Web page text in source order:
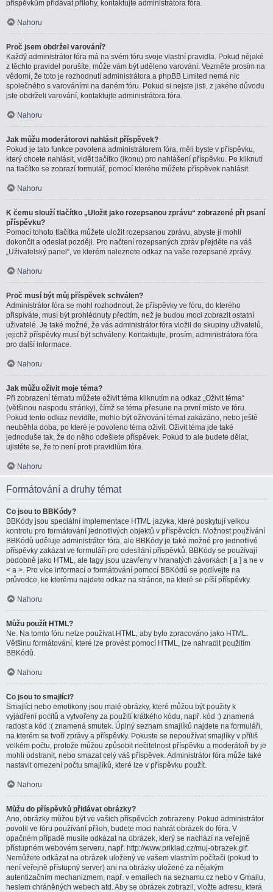
příspěvkům přidávat přílohy, kontaktujte administrátora fóra.
Nahoru
Proč jsem obdržel varování?
Každý administrátor fóra má na svém fóru svoje vlastní pravidla. Pokud nějaké
z těchto pravidel porušíte, může vám být uděleno varování. Vezměte prosím na
vědomí, že toto je rozhodnutí administrátora a phpBB Limited nemá nic
společného s varováními na daném fóru. Pokud si nejste jisti, z jakého důvodu
jste obdrželi varování, kontaktujte administrátora fóra.
Nahoru
Jak můžu moderátorovi nahlásit příspěvek?
Pokud je tato funkce povolena administrátorem fóra, měli byste v příspěvku,
který chcete nahlásit, vidět tlačítko (ikonu) pro nahlášení příspěvku. Po kliknutí
na tlačítko se zobrazí formulář, pomocí kterého můžete příspěvek nahlásit.
Nahoru
K čemu slouží tlačítko „Uložit jako rozepsanou zprávu“ zobrazené při psaní
příspěvku?
Pomocí tohoto tlačítka můžete uložit rozepsanou zprávu, abyste ji mohli
dokončit a odeslat později. Pro načtení rozepsaných zpráv přejděte na váš
„Uživatelský panel“, ve kterém naleznete odkaz na vaše rozepsané zprávy.
Nahoru
Proč musí být můj příspěvek schválen?
Administrátor fóra se mohl rozhodnout, že příspěvky ve fóru, do kterého
přispíváte, musí být prohlédnuty předtím, než je budou moci zobrazit ostatní
uživatelé. Je také možné, že vás administrátor fóra vložil do skupiny uživatelů,
jejichž příspěvky musí být schváleny. Kontaktujte, prosím, administrátora fóra
pro další informace.
Nahoru
Jak můžu oživit moje téma?
Při zobrazení tématu můžete oživit téma kliknutím na odkaz „Oživit téma“
(většinou naspodu stránky), čímž se téma přesune na první místo ve fóru.
Pokud tento odkaz nevidíte, mohlo být oživování témat zakázáno, nebo ještě
neuběhla doba, po které je povoleno téma oživit. Oživit téma jde také
jednoduše tak, že do něho odešlete příspěvek. Pokud to ale budete dělat,
ujistěte se, že to není proti pravidlům fóra.
Nahoru
Formátování a druhy témat
Co jsou to BBKódy?
BBKódy jsou speciální implementace HTML jazyka, které poskytují velkou
kontrolu pro formátování jednotlivých objektů v příspěvcích. Možnost používání
BBKódů uděluje administrátor fóra, ale BBKódy je také možné pro jednotlivé
příspěvky zakázat ve formuláři pro odesílání příspěvků. BBKódy se používají
podobně jako HTML, ale tagy jsou uzavřeny v hranatých závorkách [ a ] a ne v
< a >. Pro více informací o formátování pomocí BBKódů se podívejte na
průvodce, ke kterému najdete odkaz na stránce, na které se píší příspěvky.
Nahoru
Můžu použít HTML?
Ne. Na tomto fóru nelze používat HTML, aby bylo zpracováno jako HTML.
Většinu formátování, které lze provést pomocí HTML, lze nahradit použitím
BBKódů.
Nahoru
Co jsou to smajlíci?
Smajlíci nebo emotikony jsou malé obrázky, které můžou být použity k
vyjádření pocitů a vytvořeny za použití krátkého kódu, např. kód :) znamená
radost a kód :( znamená smutek. Úplný seznam smajlíků najdete na formuláři,
na kterém se tvoří zprávy a příspěvky. Pokuste se nepoužívat smajlíky v příliš
velkém počtu, protože můžou způsobit nečitelnost příspěvku a moderátoři by je
mohli odstranit, nebo smazat celý váš příspěvek. Administrátor fóra může také
nastavit omezení počtu smajlíků, které lze v příspěvku použít.
Nahoru
Můžu do příspěvků přidávat obrázky?
Ano, obrázky můžou být ve vašich příspěvcích zobrazeny. Pokud administrátor
povolil ve fóru používání příloh, budete moci nahrát obrázek do fóra. V
opačném případě musíte odkázat na obrázek, který se nachází na veřejně
přístupném webovém serveru, např. http://www.priklad.cz/muj-obrazek.gif.
Nemůžete odkázat na obrázek uložený ve vašem vlastním počítači (pokud to
není veřejně přístupný server) ani na obrázky uložené za nějakým
autentizačním mechanizmem, např. v emailech na seznamu.cz nebo v Gmailu,
heslem chráněných webech atd. Aby se obrázek zobrazil, vložte adresu, která